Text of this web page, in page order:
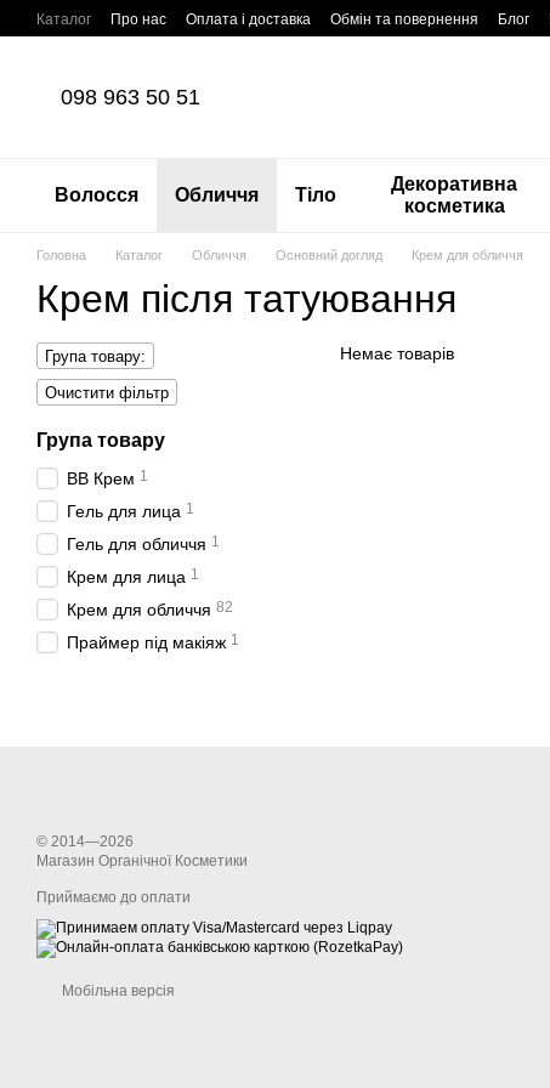
Перейти до основного контенту
Каталог Про нас Оплата і доставка Обмін та повернення Блог
098 963 50 51
Волосся Обличчя Тіло
Декоративна
косметика
Головна Каталог Обличчя Основний догляд Крем для обличчя
Крем після татуювання
Немає товарів
Група товару:
Очистити фільтр
Група товару
ВВ Крем 1
Гель для лица 1
Гель для обличчя 1
Крем для лица 1
Крем для обличчя 82
Праймер під макіяж 1
© 2014—2026
Магазин Органічної Косметики
Приймаємо до оплати
Мобільна версія